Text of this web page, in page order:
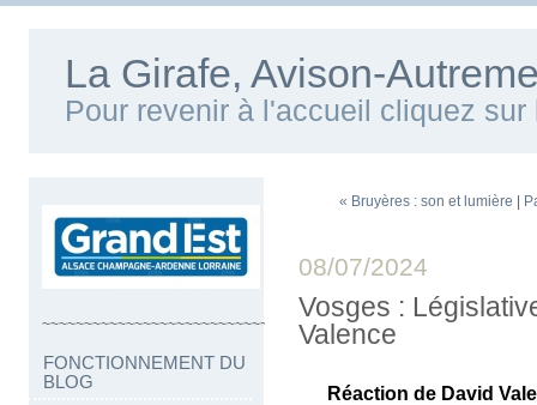
La Girafe, Avison-
Pour revenir à l'accueil cliquez sur
~~~~~~~~~~~~~~~~~~~~~~~~~~~~~~~~~~
FONCTIONNEMENT DU
BLOG
« Bruyères : son et lumière
08/07/2024
Vosges :
Valence
Réaction de David